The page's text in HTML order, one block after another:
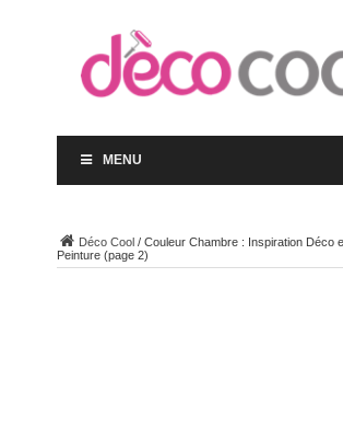
MENU
Déco Cool/ Couleur Chambre : Inspiration Déco
Peinture(page 2)